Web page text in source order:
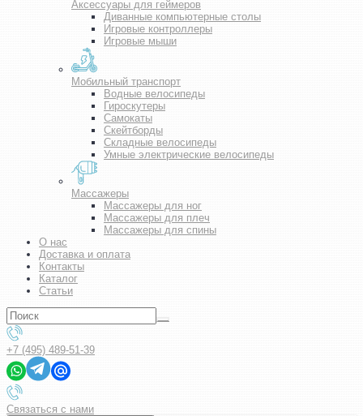
Аксессуары для геймеров
Диванные компьютерные столы
Игровые контроллеры
Игровые мыши
Мобильный транспорт
Водные велосипеды
Гироскутеры
Самокаты
Скейтборды
Складные велосипеды
Умные электрические велосипеды
Массажеры
Массажеры для ног
Массажеры для плеч
Массажеры для спины
О нас
Доставка и оплата
Контакты
Каталог
Статьи
+7 (495) 489-51-39
Связаться с нами